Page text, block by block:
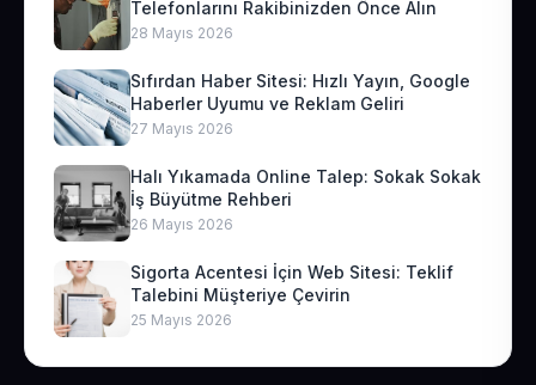
Telefonlarını Rakibinizden Önce Alın
28 Mayıs 2026
Sıfırdan Haber Sitesi: Hızlı Yayın, Google
Haberler Uyumu ve Reklam Geliri
27 Mayıs 2026
Halı Yıkamada Online Talep: Sokak Sokak
İş Büyütme Rehberi
26 Mayıs 2026
Sigorta Acentesi İçin Web Sitesi: Teklif
Talebini Müşteriye Çevirin
25 Mayıs 2026